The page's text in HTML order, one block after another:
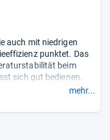
auch mit niedrigen
punktet. Das
beim
sich gut bedienen.
Punkte liegen, es
Verhalten bei
mehr...